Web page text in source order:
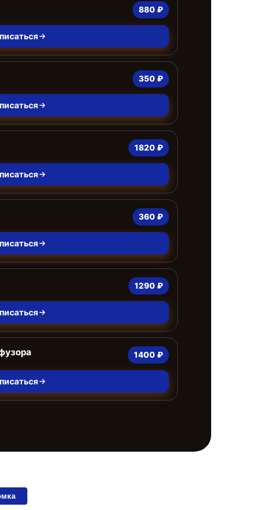
880 ₽
350 ₽
1820 ₽
360 ₽
1290 ₽
1400 ₽